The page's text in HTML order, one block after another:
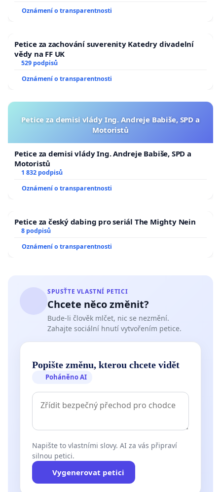
Oznámení o transparentnosti
Petice za zachování suverenity Katedry divadelní
vědy na FF UK
529 podpisů
Oznámení o transparentnosti
Petice za demisi vlády Ing. Andreje Babiše, SPD a
Motoristů
Petice za demisi vlády Ing. Andreje Babiše, SPD a
Motoristů
1 832 podpisů
Oznámení o transparentnosti
Petice za český dabing pro seriál The Mighty Nein
8 podpisů
Oznámení o transparentnosti
SPUSŤTE VLASTNÍ PETICI
Chcete něco změnit?
Bude-li člověk mlčet, nic se nezmění.
Zahajte sociální hnutí vytvořením petice.
Popište změnu, kterou chcete vidět
Poháněno AI
Napište to vlastními slovy. AI za vás připraví
silnou petici.
Vygenerovat petici